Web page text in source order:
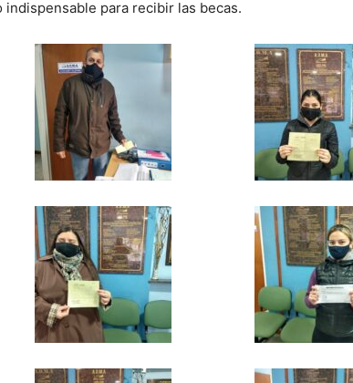
para recibir las becas.